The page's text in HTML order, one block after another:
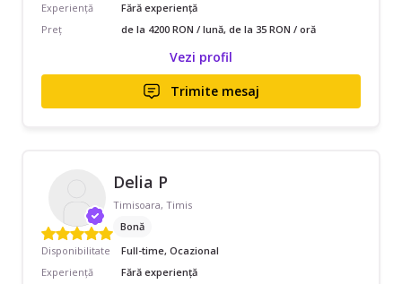
Experiență
Fără experiență
Preț
de la 4200 RON / lună, de la 35 RON / oră
Vezi profil
Trimite mesaj
Delia P
Timisoara, Timis
Bonă
Disponibilitate
Full-time, Ocazional
Experiență
Fără experiență